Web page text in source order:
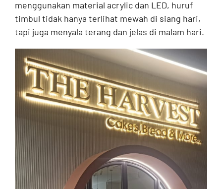
menggunakan material acrylic dan LED, huruf
timbul tidak hanya terlihat mewah di siang hari,
tapi juga menyala terang dan jelas di malam hari.